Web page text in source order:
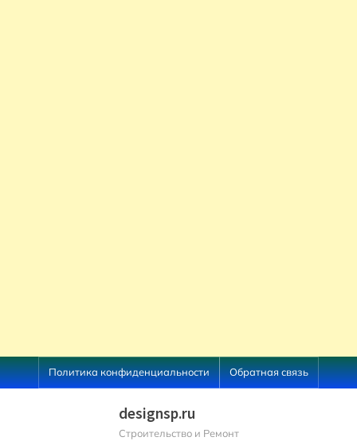
Skip
to
Политика конфиденциальности Обратная связь
designsp.ru
Строительство и Ремонт